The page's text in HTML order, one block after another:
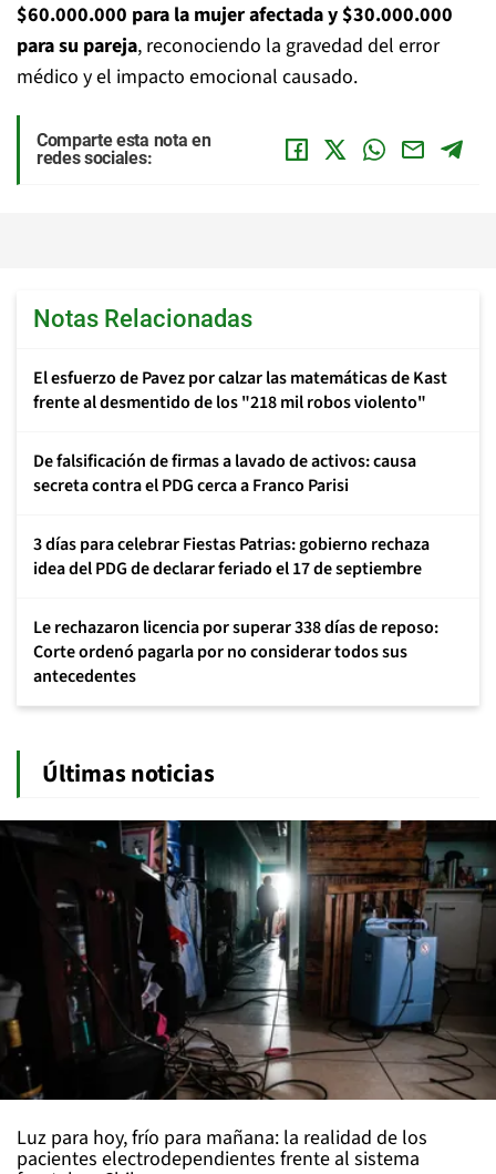
$60.000.000 para la mujer afectada y $30.000.000
para su pareja, reconociendo la gravedad del error
médico y el impacto emocional causado.
Comparte esta nota en
redes sociales:
Notas Relacionadas
El esfuerzo de Pavez por calzar las matemáticas de Kast
frente al desmentido de los "218 mil robos violento"
De falsificación de firmas a lavado de activos: causa
secreta contra el PDG cerca a Franco Parisi
3 días para celebrar Fiestas Patrias: gobierno rechaza
idea del PDG de declarar feriado el 17 de septiembre
Le rechazaron licencia por superar 338 días de reposo:
Corte ordenó pagarla por no considerar todos sus
antecedentes
Últimas noticias
Luz para hoy, frío para mañana: la realidad de los
pacientes electrodependientes frente al sistema